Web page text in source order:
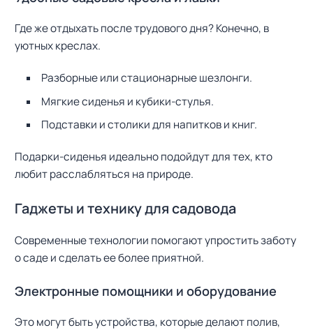
Где же отдыхать после трудового дня? Конечно, в
уютных креслах.
Разборные или стационарные шезлонги.
Мягкие сиденья и кубики-стулья.
Подставки и столики для напитков и книг.
Подарки-сиденья идеально подойдут для тех, кто
любит расслабляться на природе.
Гаджеты и технику для садовода
Современные технологии помогают упростить заботу
о саде и сделать ее более приятной.
Электронные помощники и оборудование
Это могут быть устройства, которые делают полив,